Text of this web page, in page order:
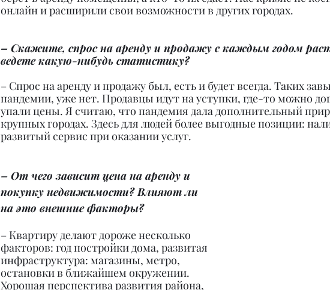
онлайн и расширили свои возможности в других городах.
– Скажите, спрос на аренду и продажу с каждым годом
ведете какую-нибудь статистику?
– Спрос на аренду и продажу был, есть и будет всегда. Таких
пандемии, уже нет. Продавцы идут на уступки, где-то можно
упали цены. Я считаю, что пандемия дала дополнительный
крупных городах. Здесь для людей более выгодные позиции:
развитый сервис при оказании услуг.
– От чего зависит цена на аренду и
покупку недвижимости? Влияют ли
на это внешние факторы?
– Квартиру делают дороже несколько
факторов: год постройки дома, развитая
инфраструктура: магазины, метро,
остановки в ближайшем окружении.
Хорошая перспектива развития района,